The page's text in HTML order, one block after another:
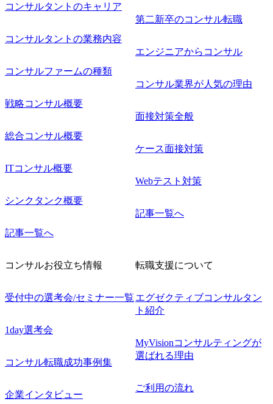
コンサルタントのキャリア
コンサルタントの業務内容
コンサルファームの種類
戦略コンサル概要
総合コンサル概要
ITコンサル概要
シンクタンク概要
記事一覧へ
第二新卒のコンサル転職
エンジニアからコンサル
コンサル業界が人気の理由
面接対策全般
ケース面接対策
Webテスト対策
記事一覧へ
コンサルお役立ち情報
受付中の選考会/セミナー一覧
1day選考会
コンサル転職成功事例集
企業インタビュー
転職支援について
エグゼクティブコンサルタン
ト紹介
MyVisionコンサルティングが
選ばれる理由
ご利用の流れ